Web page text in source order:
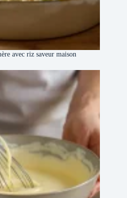
avec riz saveur maison